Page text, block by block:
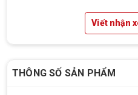
Viết nhận
THÔNG SỐ SẢN PHẨM
Top 18
với tuổi